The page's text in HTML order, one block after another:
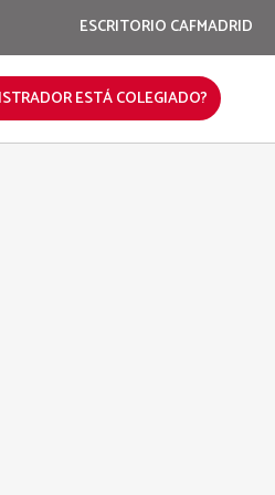
ESCRITORIO CAFMADRID
ESTÁ COLEGIADO?